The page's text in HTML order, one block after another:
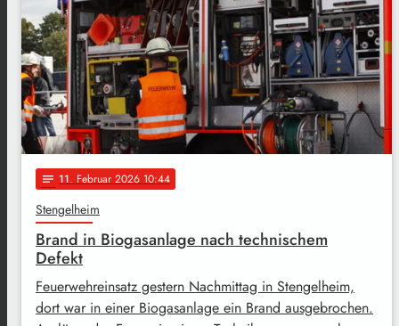
notes 11. Februar 2026 10:44
Stengelheim
Brand in Biogasanlage nach technischem
Defekt
Feuerwehreinsatz gestern Nachmittag in Stengelheim,
dort war in einer Biogasanlage ein Brand ausgebrochen.